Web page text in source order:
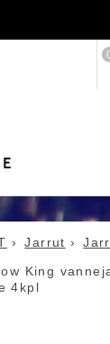
Jarrut
King
4kpl